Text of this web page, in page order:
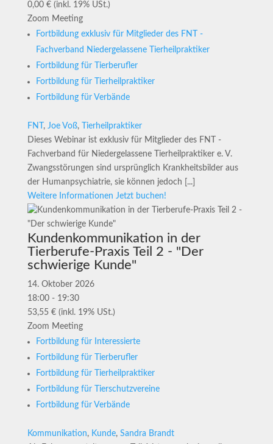
0,00 € (inkl. 19% USt.)
Zoom Meeting
Fortbildung exklusiv für Mitglieder des FNT -
Fachverband Niedergelassene Tierheilpraktiker
Fortbildung für Tierberufler
Fortbildung für Tierheilpraktiker
Fortbildung für Verbände
FNT , Joe Voß,
Tierheilpraktiker
Dieses Webinar ist exklusiv für Mitglieder des FNT -
Fachverband für Niedergelassene Tierheilpraktiker e. V.
Zwangsstörungen sind ursprünglich Krankheitsbilder aus
der Humanpsychiatrie, sie können jedoch [...]
Weitere Informationen Jetzt buchen!
Kundenkommunikation in der
Tierberufe-Praxis Teil 2 - "Der
schwierige Kunde"
14. Oktober 2026
18:00 - 19:30
53,55 € (inkl. 19% USt.)
Zoom Meeting
Fortbildung für Interessierte
Fortbildung für Tierberufler
Fortbildung für Tierheilpraktiker
Fortbildung für Tierschutzvereine
Fortbildung für Verbände
Kommunikation, Kunde, Sandra Brandt